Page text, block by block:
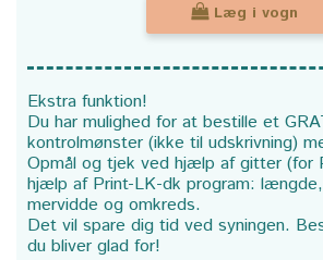
Læg i vogn
Ekstra funktion!
Du har mulighed for at bestille et
kontrolmønster (ikke til udskrivning)
Opmål og tjek ved hjælp af gitter (for
hjælp af Print-LK-dk program:
mervidde og omkreds.
Det vil spare dig tid ved syningen.
du bliver glad for!